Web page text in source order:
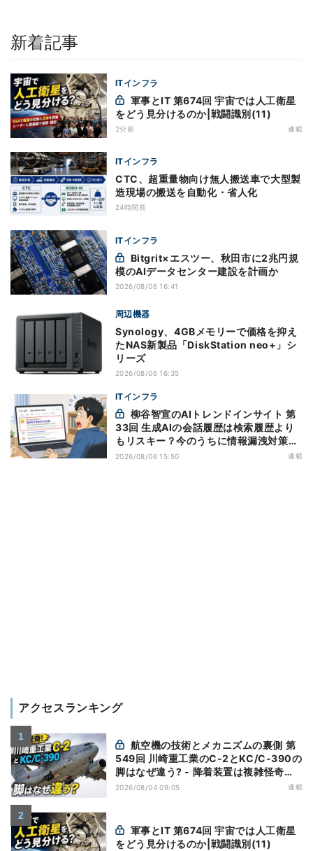
新着記事
ITインフラ
をどう見分けるのか|戦闘識別(11)
2分前 連載
ITインフラ
CTC、超重量物向け無人搬送車で大型製
造現場の搬送を自動化・省人化
24時間前
ITインフラ
模のAIデータセンター建設を計画か
2026/08/06 16:41
周辺機器
Synology、4GBメモリーで価格を抑え
たNAS新製品「DiskStation neo+」シ
リーズ
2026/08/06 16:35
ITインフラ
33回 生成AIの会話履歴は検索履歴より
もリスキー？今のうちに情報漏洩対策を
万全にしておこう
2026/08/06 15:50 連載
アクセスランキング
549回 川崎重工業のC-2とKC/C-390の
脚はなぜ違う? - 降着装置は複雑怪奇
(5)|軍用輸送機(10)
2026/08/04 09:05 連載
をどう見分けるのか|戦闘識別(11)